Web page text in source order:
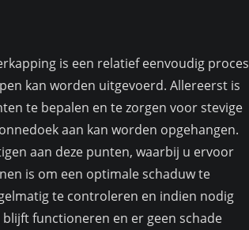
is een relatief eenvoudig proces
kan worden uitgevoerd. Allereerst is
te bepalen en te zorgen voor stevige
aan kan worden opgehangen.
aan deze punten, waarbij u ervoor
is om een optimale schaduw te
te controleren en indien nodig
functioneren en er geen schade